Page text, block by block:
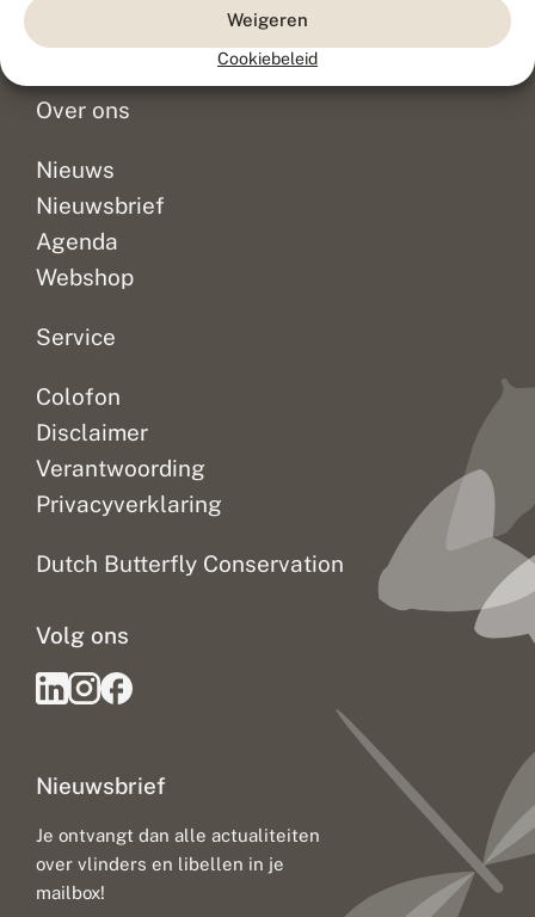
Weigeren
Cookiebeleid
Doneer
Over ons
Nieuws
Nieuwsbrief
Agenda
Webshop
Service
Colofon
Disclaimer
Verantwoording
Privacyverklaring
Dutch Butterfly Conservation
Nieuwsbrief
Je ontvangt dan alle actualiteiten
over vlinders en libellen in je
mailbox!
Volg ons